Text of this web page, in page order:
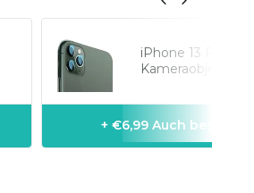
iPhone 13 Pro
+ €6,99 Auch bestellen